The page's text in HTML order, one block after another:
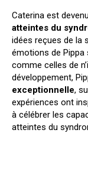
Caterina est
atteintes du
idées reçues de la
émotions de Pippa
comme celles de
développement,
exceptionnelle,
expériences ont
à célébrer les
atteintes du